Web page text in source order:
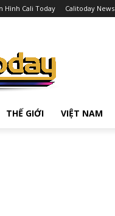
Hình Cali Today Calitoday News
THẾ GIỚI VIỆT NAM